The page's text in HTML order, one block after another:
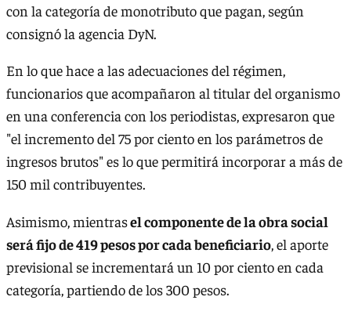
con la categoría de monotributo que pagan, según
consignó la agencia DyN.
En lo que hace a las adecuaciones del régimen,
funcionarios que acompañaron al titular del organismo
en una conferencia con los periodistas, expresaron que
"el incremento del 75 por ciento en los parámetros de
ingresos brutos" es lo que permitirá incorporar a más de
150 mil contribuyentes.
Asimismo, mientrasel componente de la obra social
será fijo de 419 pesos por cada beneficiario, el aporte
previsional se incrementará un 10 por ciento en cada
categoría, partiendo de los 300 pesos.